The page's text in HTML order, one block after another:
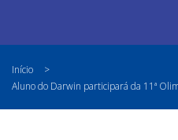
Início
>
Aluno do Darwin participará da 11ª